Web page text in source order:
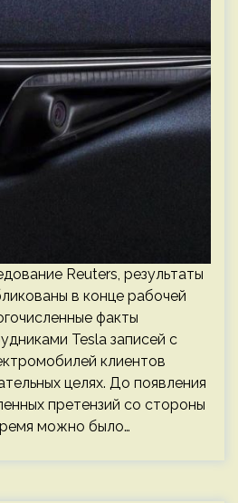
Reuters, результаты
в конце рабочей
факты
Tesla записей с
клиентов
целях. До появления
претензий со стороны
можно было…